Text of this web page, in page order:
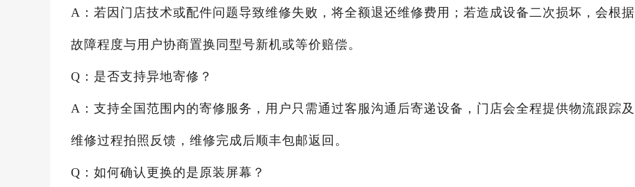
A：若因门店技术或配件问题导致维修失败，将全额退还维修费用；若造成设备二次损坏，会根据
故障程度与用户协商置换同型号新机或等价赔偿。
Q：是否支持异地寄修？
A：支持全国范围内的寄修服务，用户只需通过客服沟通后寄递设备，门店会全程提供物流跟踪及
维修过程拍照反馈，维修完成后顺丰包邮返回。
Q：如何确认更换的是原装屏幕？